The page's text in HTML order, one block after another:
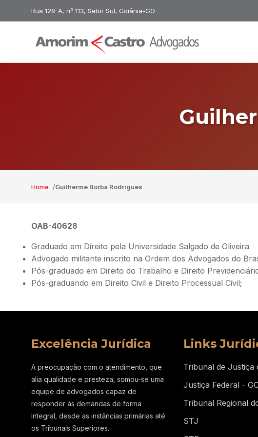
Rua 128-A, nº 113, Setor Sul, Goiânia-GO
Home Guilherme Borba Rodrigues
OAB-40628
Graduado em Direito pela Universidade Salgado de Oliveira
Advogado militante inscrito na Ordem dos Advogados do
Pós-graduado em Direito do Trabalho e Direito
Pós-graduando em Direito Civil e Direito Processual Civil;
Excelência Jurídica
A preocupação com o atendimento, que
alia qualidade e presteza, somou-se uma
equipe de advogados capaz de
responder às demandas de forma
integral, desde as instâncias primárias até
os Tribunais Superiores.
Links
Tribunal de Justiça
Justiça Federal -
Tribunal Regional
STJ